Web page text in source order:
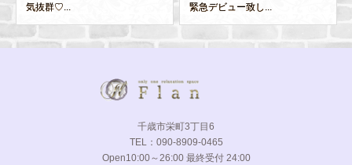
気抜群♡...
緊急デビュー致し...
千歳市栄町3丁目6
TEL：090-8909-0465
Open10:00～26:00 最終受付 24:00